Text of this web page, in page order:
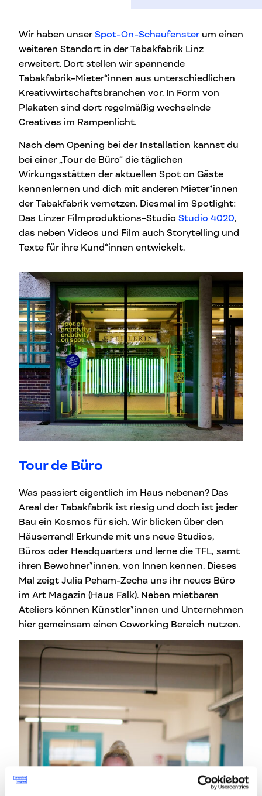
Wir haben unserSpot-On-Schaufensterum einen
weiteren Standort in der Tabakfabrik Linz
erweitert. Dort stellen wir spannende
Tabakfabrik-Mieter*innen aus unterschiedlichen
Kreativwirtschaftsbranchen vor. In Form von
Plakaten sind dort regelmäßig wechselnde
Creatives im Rampenlicht.
Nach dem Opening bei der Installation kannst du
bei einer „Tour de Büro“ die täglichen
Wirkungsstätten der aktuellen Spot on Gäste
kennenlernen und dich mit anderen Mieter*innen
der Tabakfabrik vernetzen. Diesmal im Spotlight:
Das Linzer Filmproduktions-Studio Studio 4020,
das neben Videos und Film auch Storytelling und
Texte für ihre Kund*innen entwickelt.
Tour de Büro
Was passiert eigentlich im Haus nebenan? Das
Areal der Tabakfabrik ist riesig und doch ist jeder
Bau ein Kosmos für sich. Wir blicken über den
Häuserrand! Erkunde mit uns neue Studios,
Büros oder Headquarters und lerne die TFL, samt
ihren Bewohner*innen, von Innen kennen. Dieses
Mal zeigt Julia Peham-Zecha uns ihr neues Büro
im Art Magazin (Haus Falk). Neben mietbaren
Ateliers können Künstler*innen und Unternehmen
hier gemeinsam einen Coworking Bereich nutzen.